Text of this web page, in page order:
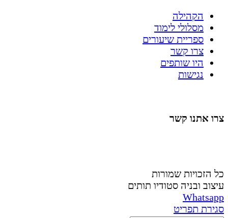
הקהילה
מסלולי לימוד
ספריית שיעורים
צרו קשר
היו שותפים
נגישות
צרו אתנו קשר
כל הזכויות שמורות
עיצוב ובניה סטודיו תותים
Whatsapp
סגירת תפריט